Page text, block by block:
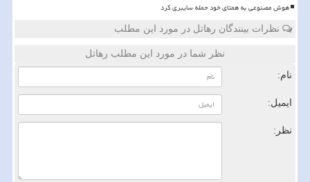
هوش مصنوعی به همتای خود حمله سایبری کرد
نظرات بینندگان رهاتل در مورد این مطلب
نظر شما در مورد این مطلب رهاتل
نام:
ایمیل:
نظر: